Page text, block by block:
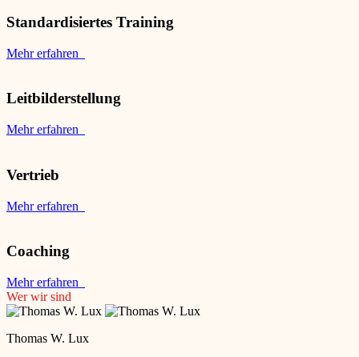
Standardisiertes Training
Mehr erfahren
Leitbilderstellung
Mehr erfahren
Vertrieb
Mehr erfahren
Coaching
Mehr erfahren
Wer wir sind
Thomas W. Lux